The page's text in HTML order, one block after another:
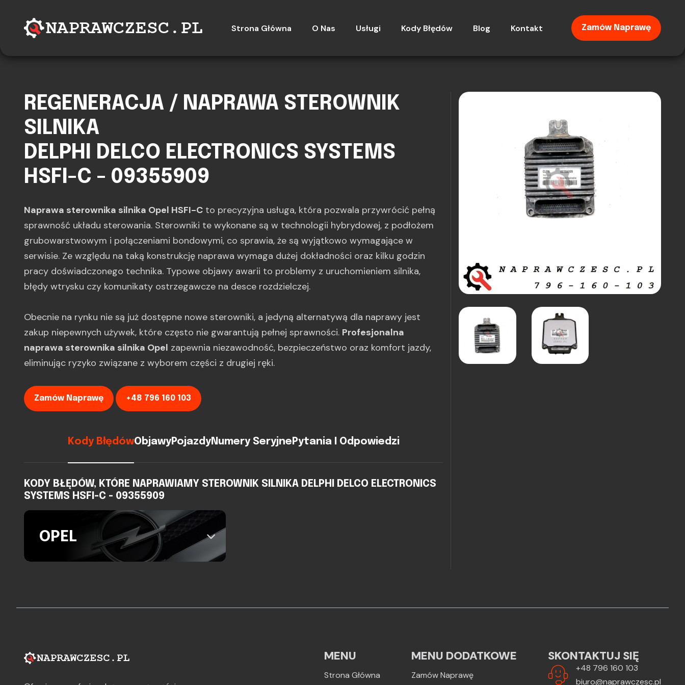
Strona Główna O Nas Usługi Kody Błędów Blog Kontakt Zamów Naprawę
REGENERACJA / NAPRAWA STEROWNIK
SILNIKA
DELPHI DELCO ELECTRONICS SYSTEMS
HSFI-C - 09355909
Naprawa sterownika silnika Opel HSFI-C to precyzyjna usługa, która pozwala przywrócić pełną
sprawność układu sterowania. Sterowniki te wykonane są w technologii hybrydowej, z podłożem
grubowarstwowym i połączeniami bondowymi, co sprawia, że są wyjątkowo wymagające w
serwisie. Ze względu na taką konstrukcję naprawa wymaga dużej dokładności oraz kilku godzin
pracy doświadczonego technika. Typowe objawy awarii to problemy z uruchomieniem silnika,
błędy wtrysku czy komunikaty ostrzegawcze na desce rozdzielczej.
Obecnie na rynku nie są już dostępne nowe sterowniki, a jedyną alternatywą dla naprawy jest
zakup niepewnych używek, które często nie gwarantują pełnej sprawności. Profesjonalna
naprawa sterownika silnika Opel zapewnia niezawodność, bezpieczeństwo oraz komfort jazdy,
eliminując ryzyko związane z wyborem części z drugiej ręki.
Zamów Naprawę +48 796 160 103
Kody BłędówObjawyPojazdyNumery Seryjne Pytania I Odpowiedzi
KODY BŁĘDÓW, KTÓRE NAPRAWIAMY STEROWNIK SILNIKA DELPHI DELCO ELECTRONICS
SYSTEMS HSFI-C - 09355909
OPEL
MENU
Strona Główna
MENU DODATKOWE
Zamów Naprawę
SKONTAKTUJ SIĘ
+48 796 160 103
biuro@naprawczesc.pl